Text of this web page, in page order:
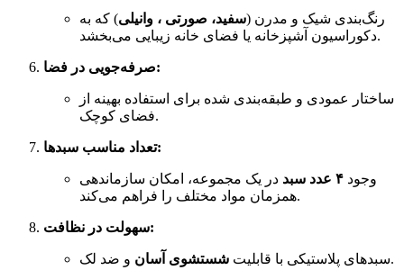
رنگ‌بندی شیک و مدرن (سفید، صورتی ، وانیلی) که به
دکوراسیون آشپزخانه یا فضای خانه زیبایی می‌بخشد.
صرفه‌جویی در فضا:
ساختار عمودی و طبقه‌بندی شده برای استفاده بهینه از
فضای کوچک.
تعداد مناسب سبدها:
وجود ۴ عدد سبد
در یک مجموعه، امکان سازماندهی
همزمان مواد مختلف را فراهم می‌کند.
سهولت در نظافت:
سبدهای پلاستیکی با قابلیت شستشوی آسان
و ضد لک.